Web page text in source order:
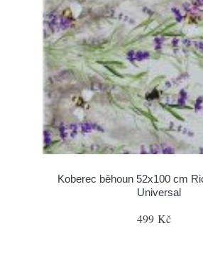
Koberec běhoun 52x100 cm
Universal
499 Kč